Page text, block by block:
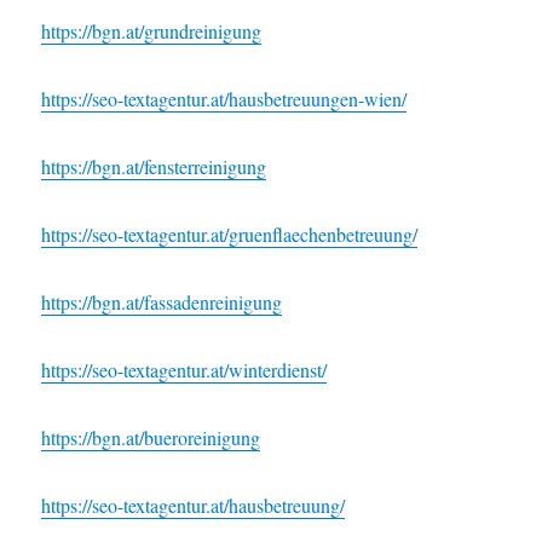
https://bgn.at/grundreinigung
https://seo-textagentur.at/hausbetreuungen-wien/
https://bgn.at/fensterreinigung
https://seo-textagentur.at/gruenflaechenbetreuung/
https://bgn.at/fassadenreinigung
https://seo-textagentur.at/winterdienst/
https://bgn.at/bueroreinigung
https://seo-textagentur.at/hausbetreuung/